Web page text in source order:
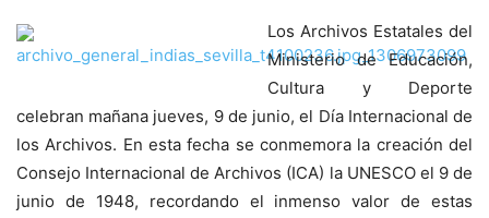
Los Archivos Estatales del
Ministerio de Educación,
Cultura y Deporte
celebran mañana jueves, 9 de junio, el Día Internacional de
los Archivos. En esta fecha se conmemora la creación del
Consejo Internacional de Archivos (ICA) la UNESCO el 9 de
junio de 1948, recordando el inmenso valor de estas